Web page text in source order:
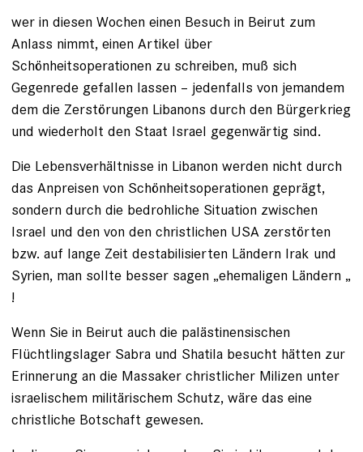
wer in diesen Wochen einen Besuch in Beirut zum
Anlass nimmt, einen Artikel über
Schönheitsoperationen zu schreiben, muß sich
Gegenrede gefallen lassen – jedenfalls von jemandem
dem die Zerstörungen Libanons durch den Bürgerkrieg
und wiederholt den Staat Israel gegenwärtig sind.
Die Lebensverhältnisse in Libanon werden nicht durch
das Anpreisen von Schönheitsoperationen geprägt,
sondern durch die bedrohliche Situation zwischen
Israel und den von den christlichen USA zerstörten
bzw. auf lange Zeit destabilisierten Ländern Irak und
Syrien, man sollte besser sagen „ehemaligen Ländern „
!
Wenn Sie in Beirut auch die palästinensischen
Flüchtlingslager Sabra und Shatila besucht hätten zur
Erinnerung an die Massaker christlicher Milizen unter
israelischem militärischem Schutz, wäre das eine
christliche Botschaft gewesen.